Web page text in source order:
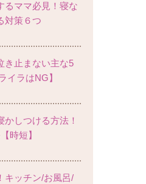
るママ必見！寝な
対策６つ
き止まない主な5
イラはNG】
しつける方法！
時短】
キッチン/お風呂/